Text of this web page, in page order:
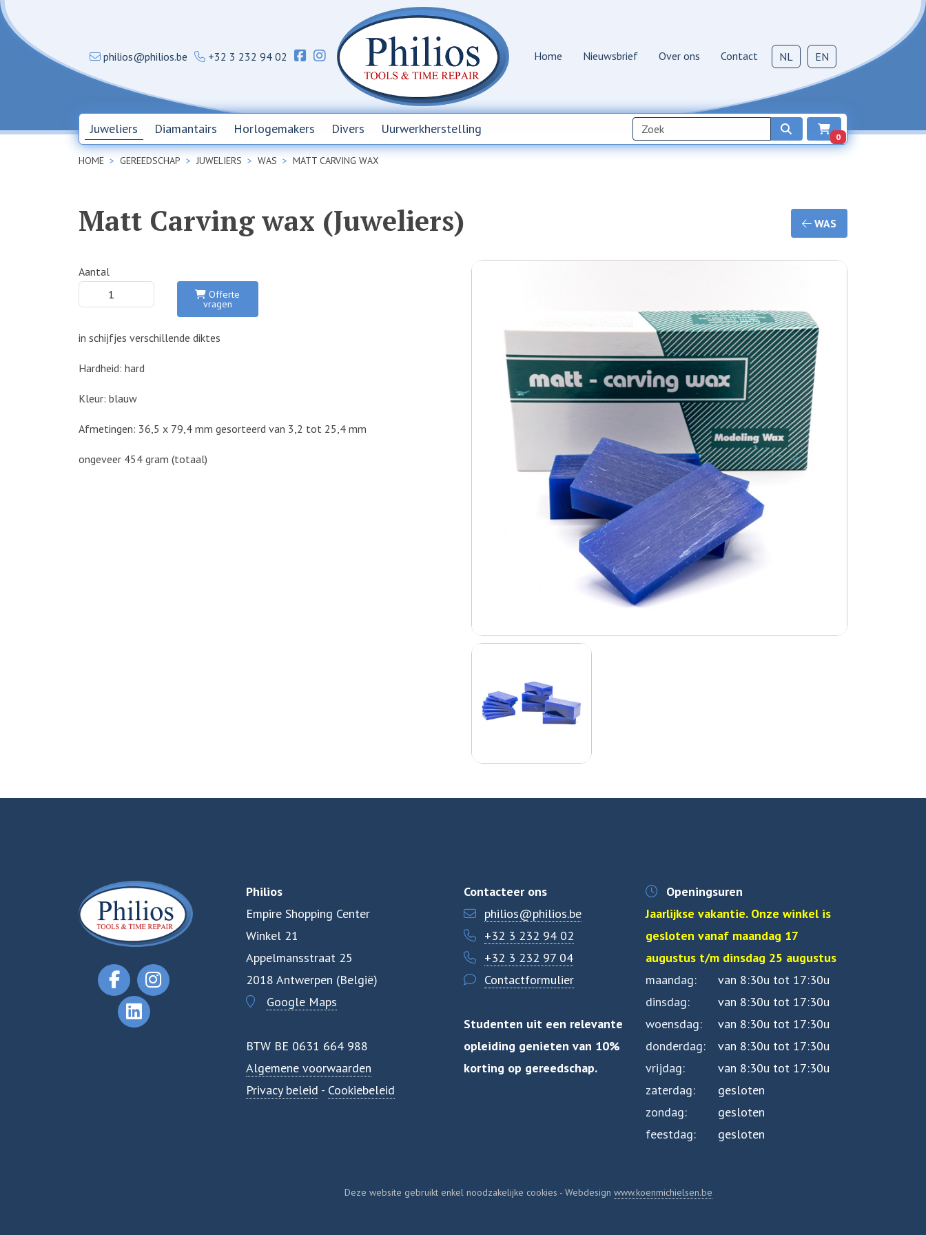
philios@philios.be +32 3 232 94 02 Home Nieuwsbrief Over ons Contact NL EN
Juweliers Diamantairs Horlogemakers Divers Uurwerkherstelling
0
HOME GEREEDSCHAP JUWELIERS WAS MATT CARVING WAX
Matt Carving wax (Juweliers) WAS
Aantal
Offerte
vragen
in schijfjes verschillende diktes
Hardheid: hard
Kleur: blauw
Afmetingen: 36,5 x 79,4 mm gesorteerd van 3,2 tot 25,4 mm
ongeveer 454 gram (totaal)
Philios
Empire Shopping Center
Winkel 21
Appelmansstraat 25
2018 Antwerpen (België)
Google Maps
BTW BE 0631 664 988
Algemene voorwaarden
Privacy beleid - Cookiebeleid
Contacteer ons
philios@philios.be
+32 3 232 94 02
+32 3 232 97 04
Contactformulier
Studenten uit een relevante
opleiding genieten van 10%
korting op gereedschap.
Openingsuren
Jaarlijkse vakantie. Onze winkel is
gesloten vanaf maandag 17
augustus t/m dinsdag 25 augustus
maandag
van 8:30u tot 17:30u
dinsdag
van 8:30u tot 17:30u
woensdag
van 8:30u tot 17:30u
donderdag
van 8:30u tot 17:30u
vrijdag
van 8:30u tot 17:30u
zaterdag
gesloten
zondag
gesloten
feestdag
gesloten
Deze website gebruikt enkel noodzakelijke cookies - Webdesign www.koenmichielsen.be